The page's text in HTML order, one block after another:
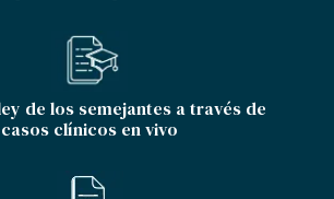
de los semejantes a través de
casos clínicos en vivo